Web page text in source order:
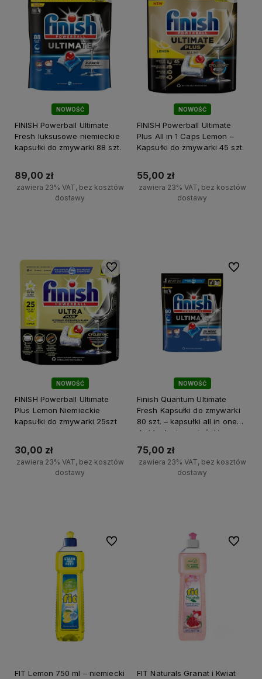
NOWOŚĆ
FINISH Powerball Ultimate
Fresh luksusowe niemieckie
kapsułki do zmywarki 88 szt.
89,00 zł
zawiera 23% VAT, bez kosztów
dostawy
NOWOŚĆ
FINISH Powerball Ultimate
Plus All in 1 Caps Lemon –
Kapsułki do zmywarki 45 szt.
55,00 zł
zawiera 23% VAT, bez kosztów
dostawy
NOWOŚĆ
FINISH Powerball Ultimate
Plus Lemon Niemieckie
kapsułki do zmywarki 25szt
30,00 zł
zawiera 23% VAT, bez kosztów
dostawy
Do ulubionych
NOWOŚĆ
Finish Quantum Ultimate
Fresh Kapsułki do zmywarki
80 szt. – kapsułki all in one
do idealnej czystości i
75,00 zł
zawiera 23% VAT, bez kosztów
dostawy
Do
FIT Lemon 750 ml – niemiecki
Do ulubionych
FIT Naturals Granat i Kwiat
Do